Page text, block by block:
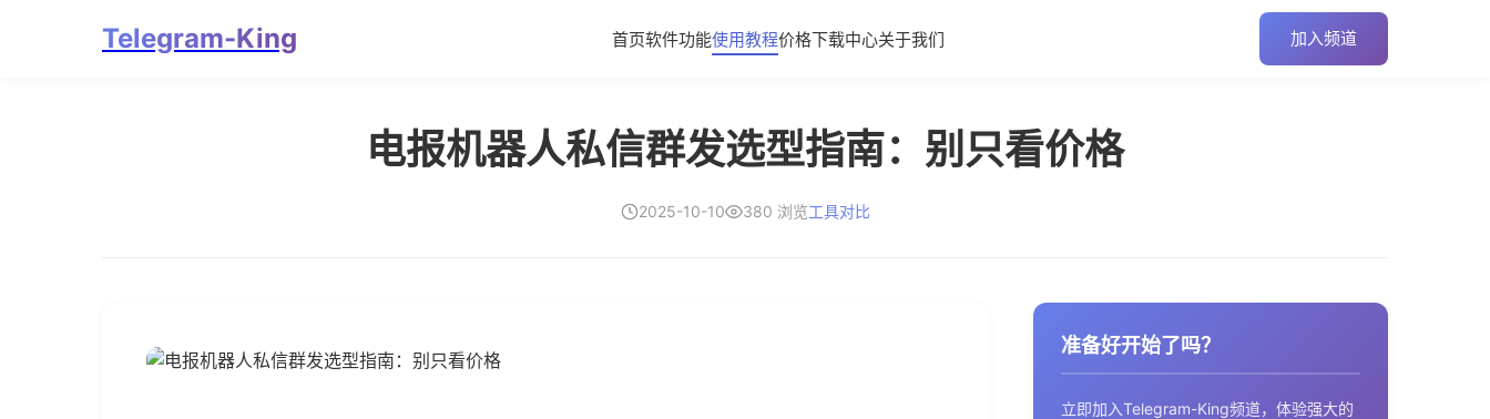
Telegram-King 首页软件功能使用教程价格下载中心关于我们 加入频道
电报机器人私信群发选型指南：别只看价格
2025-10-10 380 浏览工具对比
准备好开始了吗？
立即加入Telegram-King频道，体验强大的